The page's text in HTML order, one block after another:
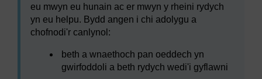
eu mwyn eu hunain ac er mwyn y rheini rydych
yn eu helpu. Bydd angen i chi adolygu a
chofnodi'r canlynol:
beth a wnaethoch pan oeddech yn
gwirfoddoli a beth rydych wedi'i gyflawni